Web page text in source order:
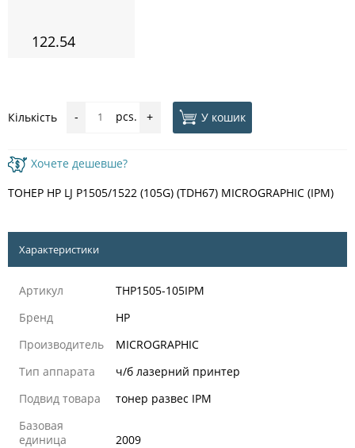
122.54
Кількість - pcs. + У кошик
Хочете дешевше?
ТОНЕР HP LJ P1505/1522 (105G) (TDH67) MICROGRAPHIC (IPM)
Характеристики
Артикул
THP1505-105IPM
Бренд
HP
Производитель
MICROGRAPHIC
Тип аппарата
ч/б лазерний принтер
Подвид товара
тонер развес IPM
Базовая
единица
2009